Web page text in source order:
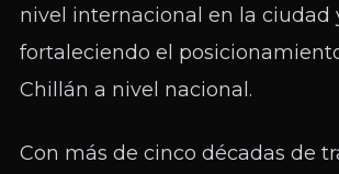
nivel internacional en la ciudad
fortaleciendo el
Chillán a nivel nacional.
Con más de cinco décadas de